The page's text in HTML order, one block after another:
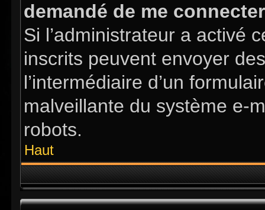
demandé de me
Si l’administrateur a activé
inscrits peuvent envoyer
l’intermédiaire d’un
malveillante du système e-
robots.
Haut